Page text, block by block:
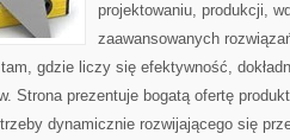
projektowaniu, produkcji,
zaawansowanych
gdzie liczy się efektywność,
Strona prezentuje bogatą ofertę
dynamicznie rozwijającego się